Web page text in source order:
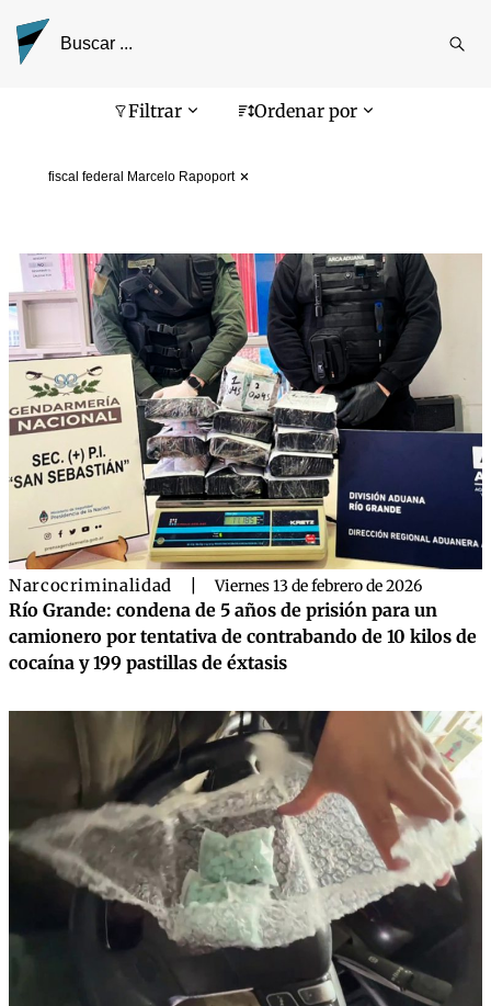
Filtrar Ordenar por
fiscal federal Marcelo Rapoport
Pantalla de búsqueda
Narcocriminalidad Viernes 13 de febrero de 2026
Río Grande: condena de 5 años de prisión para un
camionero por tentativa de contrabando de 10 kilos de
cocaína y 199 pastillas de éxtasis